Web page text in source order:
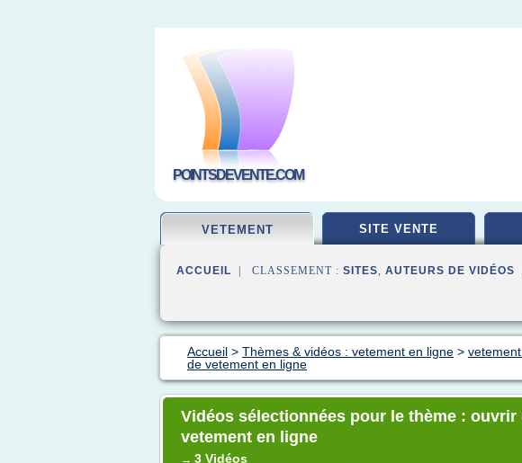
POINTSDEVENTE.COM
VETEMENT SITE VENTE
ACCUEIL | CLASSEMENT : SITES, AUTEURS DE VIDÉOS
Accueil > Thèmes & vidéos : vetement en ligne >
de vetement en ligne
Vidéos sélectionnées pour le thème : ouvrir
vetement en ligne
→ 3 Vidéos